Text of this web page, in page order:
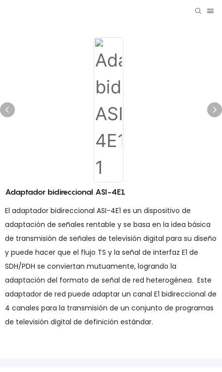
Adaptador bidireccional ASI-4E1
El adaptador bidireccional ASI-4E1 es un dispositivo de
adaptación de señales rentable y se basa en la idea básica
de transmisión de señales de televisión digital para su diseño
y puede hacer que el flujo TS y la señal de interfaz E1 de
SDH/PDH se conviertan mutuamente, logrando la
adaptación del formato de señal de red heterogénea. Este
adaptador de red puede adaptar un canal E1 bidireccional de
4 canales para la transmisión de un conjunto de programas
de televisión digital de definición estándar.